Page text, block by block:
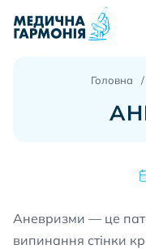
Головна
Аневризми — це
випинання стінки